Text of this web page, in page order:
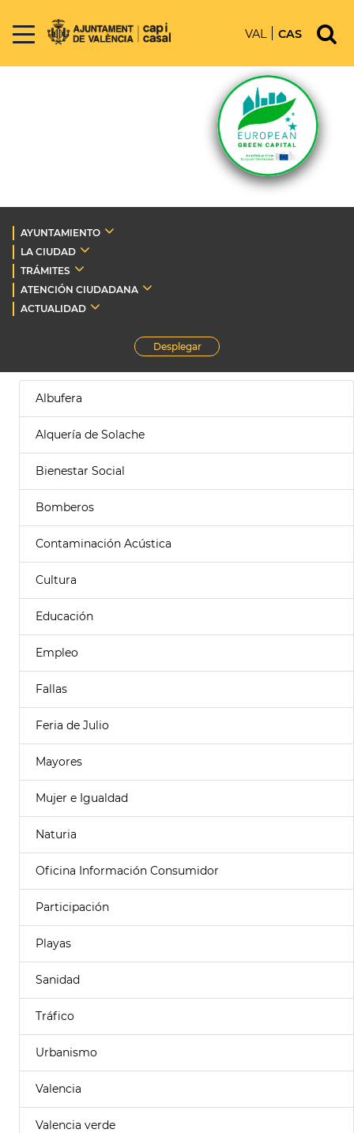
VAL CAS
AYUNTAMIENTO
LA CIUDAD
TRÁMITES
ATENCIÓN CIUDADANA
ACTUALIDAD
Desplegar
Albufera
Alquería de Solache
Bienestar Social
Bomberos
Contaminación Acústica
Cultura
Educación
Empleo
Fallas
Feria de Julio
Mayores
Mujer e Igualdad
Naturia
Oficina Información Consumidor
Participación
Playas
Sanidad
Tráfico
Urbanismo
Valencia
Valencia verde